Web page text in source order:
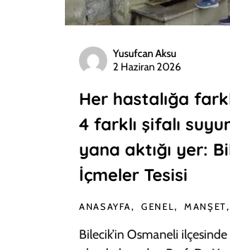
Yusufcan Aksu
2 Haziran 2026
Her hastalığa
4 farklı şifalı
yana aktığı yer:
İçmeler Tesisi
ANASAYFA GENEL MANŞET
Bilecik’in Osmaneli